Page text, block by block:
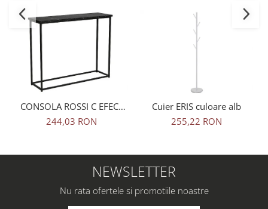
CONSOLA ROSSI C EFECT
MARMURA NEAGRA
244,03 RON
Cuier ERIS culoare alb
255,22 RON
NEWSLETTER
Nu rata ofertele si promotiile noastre